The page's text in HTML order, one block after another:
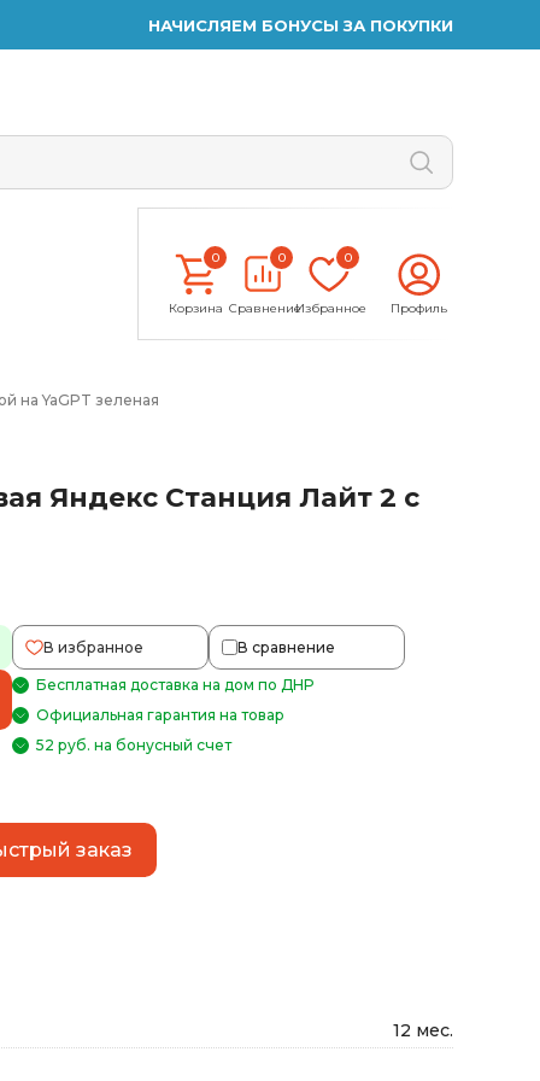
НАЧИСЛЯЕМ БОНУСЫ ЗА ПОКУПКИ
0
Корзина
0
Сравнение
0
Избранное Профиль
на YaGPT зеленая
Яндекс Станция Лайт 2 с
В избранное В сравнение
Бесплатная доставка на дом по ДНР
Официальная гарантия на товар
52 руб. на бонусный счет
заказ
12 мес.